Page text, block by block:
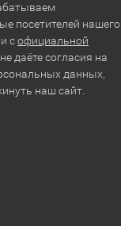
посетителей нашего
софициальной
даёте согласия на
данных,
наш сайт.